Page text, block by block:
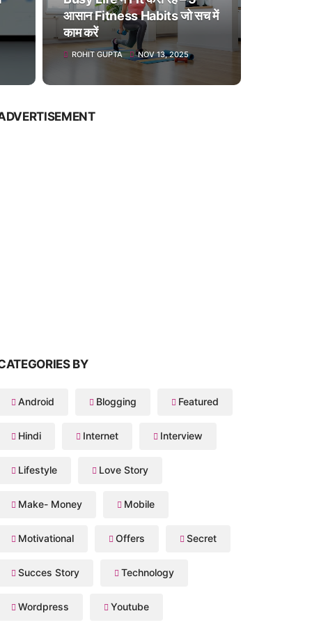
आसान Fitness Habits जो सच में
काम करें
ROHIT GUPTA NOV 13, 2025
BY
Android Blogging Featured
Hindi Internet Interview
Lifestyle Love Story
Make- Money Mobile
Motivational Offers Secret
Succes Story Technology
Wordpress Youtube